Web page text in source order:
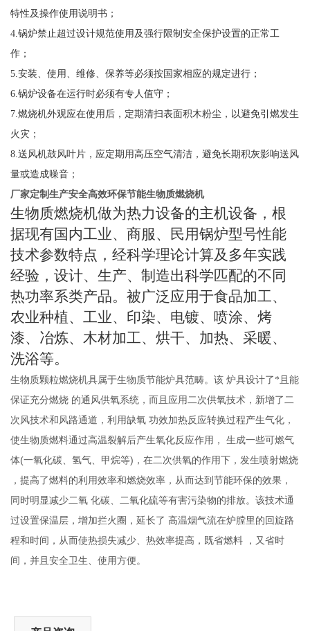
特性及操作使用说明书；
4.锅炉禁止超过设计规范使用及强行限制安全保护设置的正常工
作；
5.安装、使用、维修、保养等必须按国家相应的规定进行；
6.锅炉设备在运行时必须有专人值守；
7.燃烧机外观应在使用后，定期清扫表面积木粉尘，以避免引燃发生
火灾；
8.送风机鼓风叶片，应定期用高压空气清洁，避免长期积灰影响送风
量或造成噪音；
厂家定制生产安全高效环保节能生物质燃烧机
生物质燃烧机做为热力设备的主机设备，根
据现有国内工业、商服、民用锅炉型号性能
技术参数特点，经科学理论计算及多年实践
经验，设计、生产、制造出科学匹配的不同
热功率系类产品。被广泛应用于食品加工、
农业种植、工业、印染、电镀、喷涂、烤
漆、冶炼、木材加工、烘干、加热、采暖、
洗浴等。
生物质颗粒燃烧机具属于生物质节能炉具范畴。该 炉具设计了*且能
保证充分燃烧 的通风供氧系统，而且应用二次供氧技术，新增了二
次风技术和风路通道，利用缺氧 功效加热反应转换过程产生气化，
使生物质燃料通过高温裂解后产生氧化反应作用，
生成一些可燃气
体(一氧化碳、氢气、甲烷等) ，在二次供氧的作用下，发生喷射燃烧
，提高了燃料的利用效率和燃烧效率，从而达到节能环保的效果，
同时明显减少二氧 化碳、二氧化硫等有害污染物的排放。该技术通
过设置保温层，增加拦火圈，延长了 高温烟气流在炉膛里的回旋路
程和时间，从而使热损失减少、热效率提高，既省燃料
，又省时
间，并且安全卫生、使用方便。